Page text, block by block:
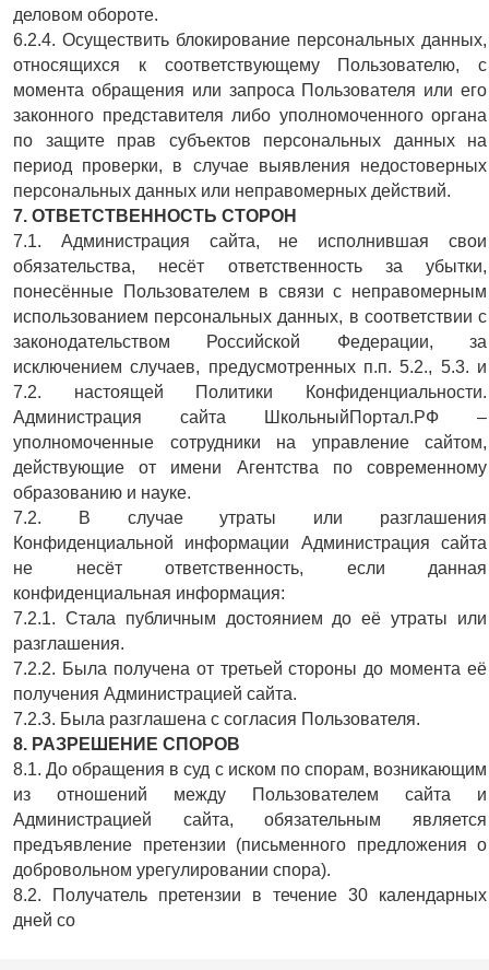
деловом обороте.
6.2.4. Осуществить блокирование персональных данных,
относящихся к соответствующему Пользователю, с
момента обращения или запроса Пользователя или его
законного представителя либо уполномоченного органа
по защите прав субъектов персональных данных на
период проверки, в случае выявления недостоверных
персональных данных или неправомерных действий.
7. ОТВЕТСТВЕННОСТЬ СТОРОН
7.1. Администрация сайта, не исполнившая свои
обязательства, несёт ответственность за убытки,
понесённые Пользователем в связи с неправомерным
использованием персональных данных, в соответствии с
законодательством Российской Федерации, за
исключением случаев, предусмотренных п.п. 5.2., 5.3. и
7.2. настоящей Политики Конфиденциальности.
Администрация сайта ШкольныйПортал.РФ –
уполномоченные сотрудники на управление сайтом,
действующие от имени Агентства по современному
образованию и науке.
7.2. В случае утраты или разглашения
Конфиденциальной информации Администрация сайта
не несёт ответственность, если данная
конфиденциальная информация:
7.2.1. Стала публичным достоянием до её утраты или
разглашения.
7.2.2. Была получена от третьей стороны до момента её
получения Администрацией сайта.
7.2.3. Была разглашена с согласия Пользователя.
8. РАЗРЕШЕНИЕ СПОРОВ
8.1. До обращения в суд с иском по спорам, возникающим
из отношений между Пользователем сайта и
Администрацией сайта, обязательным является
предъявление претензии (письменного предложения о
добровольном урегулировании спора).
8.2. Получатель претензии в течение 30 календарных
дней со